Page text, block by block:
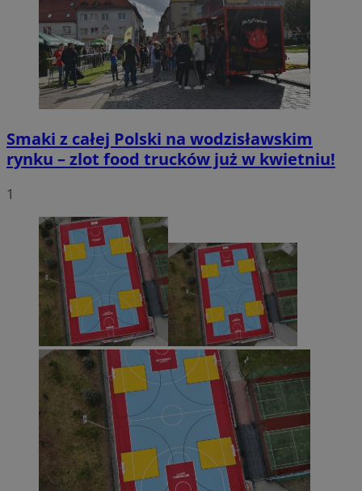
Smaki z całej Polski na wodzisławskim
rynku – zlot food trucków już w kwietniu!
1